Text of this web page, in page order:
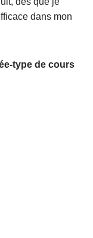
dans mon
type de cours